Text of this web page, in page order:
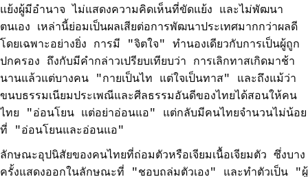
แย้งผู้มีอำนาจ ไม่แสดงความคิดเห็นที่ขัดแย้ง และไม่พัฒนา
ตนเอง เหล่านี้ย่อมเป็นผลเสียต่อการพัฒนาประเทศมากกว่าผลดี
โดยเฉพาะอย่างยิ่ง การมี "จิตใจ" ทำนองเดียวกับการเป็นผู้ถูก
ปกครอง ถึงกับมีคำกล่าวเปรียบเทียบว่า การเลิกทาสเกิดมาช้า
นานแล้วแต่บางคน "กายเป็นไท แต่ใจเป็นทาส" และถึงแม้ว่า
ขนบธรรมเนียมประเพณีและศีลธรรมอันดีของไทยได้สอนให้คน
ไทย "อ่อนโยน แต่อย่าอ่อนแอ" แต่กลับมีคนไทยจำนวนไม่น้อย
ที่ "อ่อนโยนและอ่อนแอ"
ลักษณะอุปนิสัยของคนไทยที่ถ่อมตัวหรือเจียมเนื้อเจียมตัว ซึ่งบาง
ครั้งแสดงออกในลักษณะที่ "ชอบถล่มตัวเอง" และทำตัวเป็น "ผู้